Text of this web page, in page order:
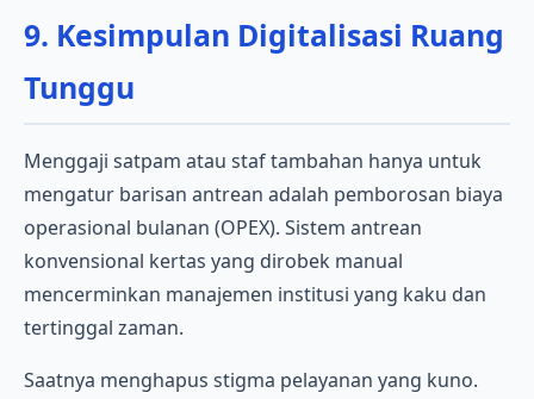
9. Kesimpulan Digitalisasi Ruang
Tunggu
Menggaji satpam atau staf tambahan hanya untuk
mengatur barisan antrean adalah pemborosan biaya
operasional bulanan (OPEX). Sistem antrean
konvensional kertas yang dirobek manual
mencerminkan manajemen institusi yang kaku dan
tertinggal zaman.
Saatnya menghapus stigma pelayanan yang kuno.